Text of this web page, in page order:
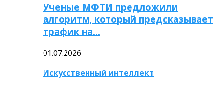
Ученые МФТИ предложили
алгоритм, который предсказывает
трафик на…
01.07.2026
Искусственный интеллект